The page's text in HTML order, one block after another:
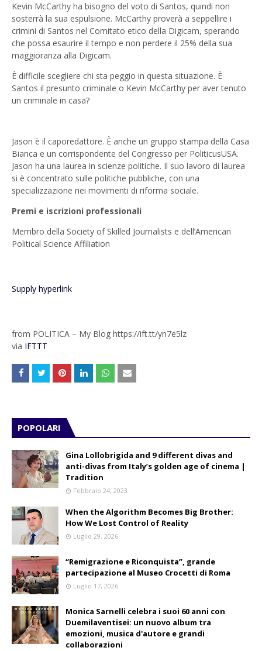
Kevin McCarthy ha bisogno del voto di Santos, quindi non
sosterrà la sua espulsione. McCarthy proverà a seppellire i
crimini di Santos nel Comitato etico della Digicam, sperando
che possa esaurire il tempo e non perdere il 25% della sua
maggioranza alla Digicam.
È difficile scegliere chi sta peggio in questa situazione. È
Santos il presunto criminale o Kevin McCarthy per aver tenuto
un criminale in casa?
Jason è il caporedattore. È anche un gruppo stampa della Casa
Bianca e un corrispondente del Congresso per PoliticusUSA.
Jason ha una laurea in scienze politiche. Il suo lavoro di laurea
si è concentrato sulle politiche pubbliche, con una
specializzazione nei movimenti di riforma sociale.
Premi e iscrizioni professionali
Membro della Society of Skilled Journalists e dell’American
Political Science Affiliation
Supply hyperlink
from POLITICA – My Blog https://ift.tt/yn7e5lz
via IFTTT
POPOLARI
Gina Lollobrigida and 9 different divas and
anti-divas from Italy’s golden age of cinema |
Tradition
Febbraio 24, 2023
When the Algorithm Becomes Big Brother:
How We Lost Control of Reality
Luglio 29, 2026
“Remigrazione e Riconquista”, grande
partecipazione al Museo Crocetti di Roma
Luglio 17, 2026
Monica Sarnelli celebra i suoi 60 anni con
Duemilaventisei: un nuovo album tra
emozioni, musica d'autore e grandi
collaborazioni